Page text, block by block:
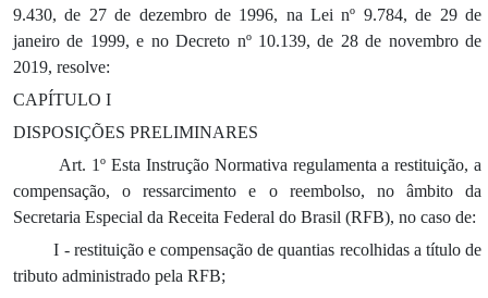
9.430, de 27 de dezembro de 1996, na Lei nº 9.784, de 29 de
janeiro de 1999, e no Decreto nº 10.139, de 28 de novembro de
2019, resolve:
CAPÍTULO I
DISPOSIÇÕES PRELIMINARES
Art. 1º Esta Instrução Normativa regulamenta a restituição, a
compensação, o ressarcimento e o reembolso, no âmbito da
Secretaria Especial da Receita Federal do Brasil (RFB), no caso de:
I - restituição e compensação de quantias recolhidas a título de
tributo administrado pela RFB;